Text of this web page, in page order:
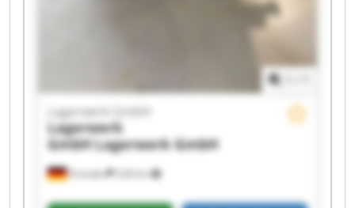
Dresden 228 km
Lagerwerk GmbH
Lagerwerk
GmbHLagerwerk GmbH